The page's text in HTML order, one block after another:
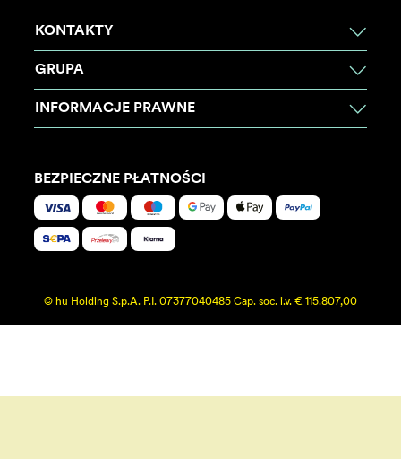
KONTAKTY
GRUPA
INFORMACJE PRAWNE
BEZPIECZNE PŁATNOŚCI
© hu Holding S.p.A. P.I. 07377040485 Cap. soc. i.v. € 115.807,00